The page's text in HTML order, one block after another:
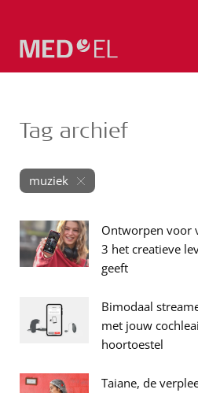
Tag archief
muziek
Ontworpen voor
3 het creatieve
geeft
Bimodaal
met jouw
hoortoestel
Taiane, de